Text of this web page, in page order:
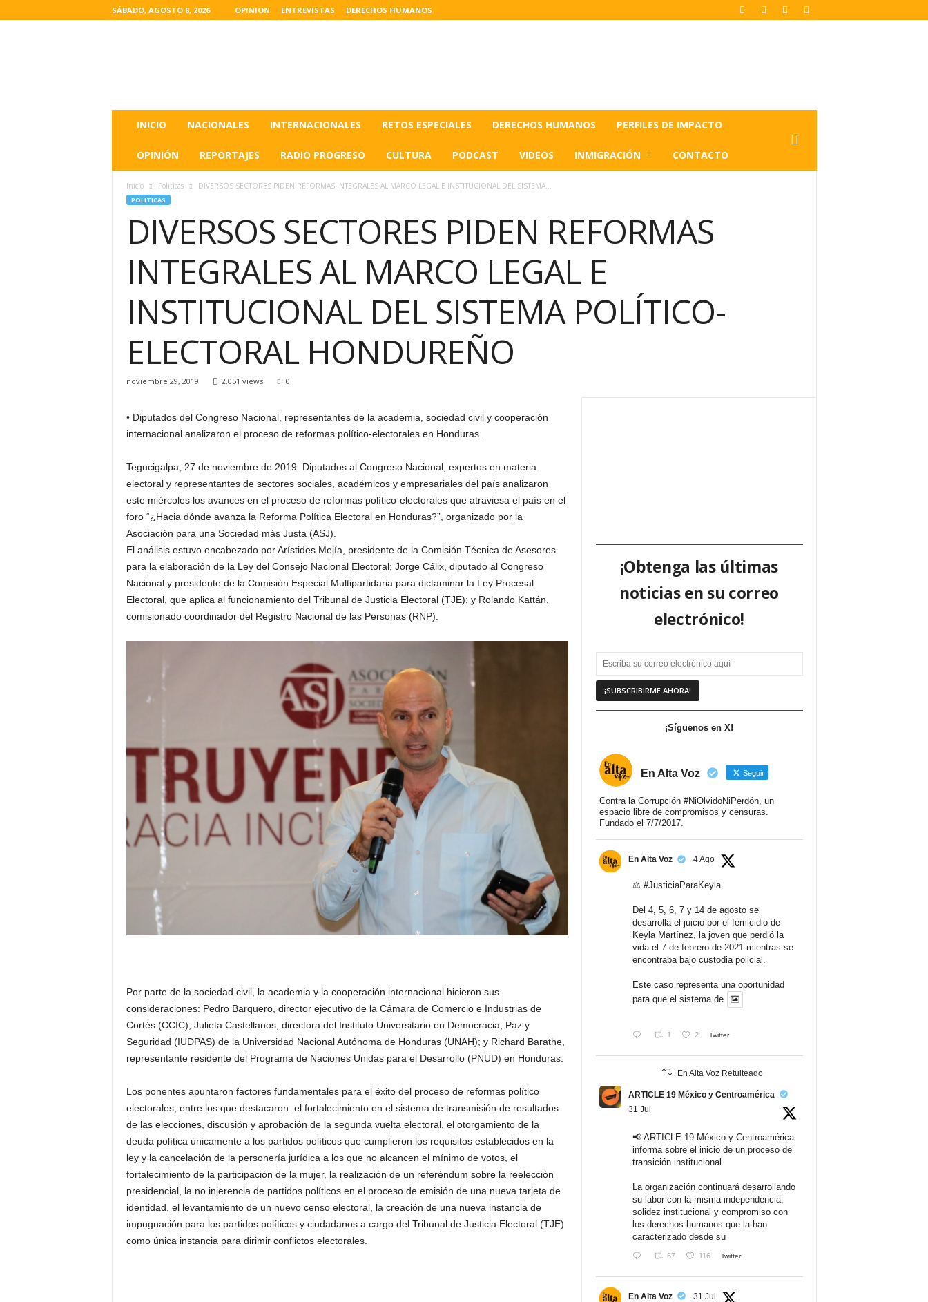
SÁBADO, AGOSTO 8, 2026 OPINION ENTREVISTAS DERECHOS HUMANOS
INICIO NACIONALES INTERNACIONALES RETOS ESPECIALES DERECHOS HUMANOS PERFILES DE IMPACTO
OPINIÓN REPORTAJES RADIO PROGRESO CULTURA PODCAST VIDEOS INMIGRACIÓN CONTACTO
Inicio Politicas DIVERSOS SECTORES PIDEN REFORMAS INTEGRALES AL MARCO LEGAL E INSTITUCIONAL DEL SISTEMA...
POLITICAS
DIVERSOS SECTORES PIDEN REFORMAS
INTEGRALES AL MARCO LEGAL E
INSTITUCIONAL DEL SISTEMA POLÍTICO-
ELECTORAL HONDUREÑO
noviembre 29, 2019 2.051 views 0
• Diputados del Congreso Nacional, representantes de la academia, sociedad civil y cooperación
internacional analizaron el proceso de reformas político-electorales en Honduras.
Tegucigalpa, 27 de noviembre de 2019. Diputados al Congreso Nacional, expertos en materia
electoral y representantes de sectores sociales, académicos y empresariales del país analizaron
este miércoles los avances en el proceso de reformas político-electorales que atraviesa el país en el
foro “¿Hacia dónde avanza la Reforma Política Electoral en Honduras?”, organizado por la
Asociación para una Sociedad más Justa (ASJ).
El análisis estuvo encabezado por Arístides Mejía, presidente de la Comisión Técnica de Asesores
para la elaboración de la Ley del Consejo Nacional Electoral; Jorge Cálix, diputado al Congreso
Nacional y presidente de la Comisión Especial Multipartidaria para dictaminar la Ley Procesal
Electoral, que aplica al funcionamiento del Tribunal de Justicia Electoral (TJE); y Rolando Kattán,
comisionado coordinador del Registro Nacional de las Personas (RNP).
Por parte de la sociedad civil, la academia y la cooperación internacional hicieron sus
consideraciones: Pedro Barquero, director ejecutivo de la Cámara de Comercio e Industrias de
Cortés (CCIC); Julieta Castellanos, directora del Instituto Universitario en Democracia, Paz y
Seguridad (IUDPAS) de la Universidad Nacional Autónoma de Honduras (UNAH); y Richard Barathe,
representante residente del Programa de Naciones Unidas para el Desarrollo (PNUD) en Honduras.
Los ponentes apuntaron factores fundamentales para el éxito del proceso de reformas político
electorales, entre los que destacaron: el fortalecimiento en el sistema de transmisión de resultados
de las elecciones, discusión y aprobación de la segunda vuelta electoral, el otorgamiento de la
deuda política únicamente a los partidos políticos que cumplieron los requisitos establecidos en la
ley y la cancelación de la personería jurídica a los que no alcancen el mínimo de votos, el
fortalecimiento de la participación de la mujer, la realización de un referéndum sobre la reelección
presidencial, la no injerencia de partidos políticos en el proceso de emisión de una nueva tarjeta de
identidad, el levantamiento de un nuevo censo electoral, la creación de una nueva instancia de
impugnación para los partidos políticos y ciudadanos a cargo del Tribunal de Justicia Electoral (TJE)
como única instancia para dirimir conflictos electorales.
¡Obtenga las últimas
noticias en su correo
electrónico!
¡Síguenos en X!
En Alta Voz Seguir
Contra la Corrupción #NiOlvidoNiPerdón, un
espacio libre de compromisos y censuras.
Fundado el 7/7/2017.
En Alta Voz 4 Ago
⚖️ #JusticiaParaKeyla
Del 4, 5, 6, 7 y 14 de agosto se
desarrolla el juicio por el femicidio de
Keyla Martínez, la joven que perdió la
vida el 7 de febrero de 2021 mientras se
encontraba bajo custodia policial.
Este caso representa una oportunidad
para que el sistema de
1 2 Twitter
En Alta Voz Retuiteado
ARTICLE 19 México y Centroamérica
31 Jul
📢 ARTICLE 19 México y Centroamérica
informa sobre el inicio de un proceso de
transición institucional.
La organización continuará desarrollando
su labor con la misma independencia,
solidez institucional y compromiso con
los derechos humanos que la han
caracterizado desde su
67 116 Twitter
En Alta Voz 31 Jul